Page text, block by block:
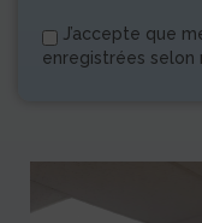
J’accepte que
enregistrées selon